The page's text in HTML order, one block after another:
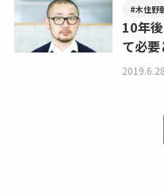
#木住野
10年
て必
2019.6.28